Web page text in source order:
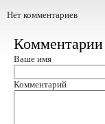
Нет комментариев
Ваше имя
Комментарий